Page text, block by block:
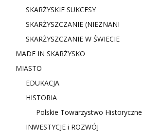
SKARŻYSKIE SUKCESY
SKARŻYSZCZANIE (NIEZNANI
SKARŻYSZCZANIE W ŚWIECIE
MADE IN SKARŻYSKO
MIASTO
EDUKACJA
HISTORIA
Polskie Towarzystwo Historyczne
INWESTYCJE i ROZWÓJ